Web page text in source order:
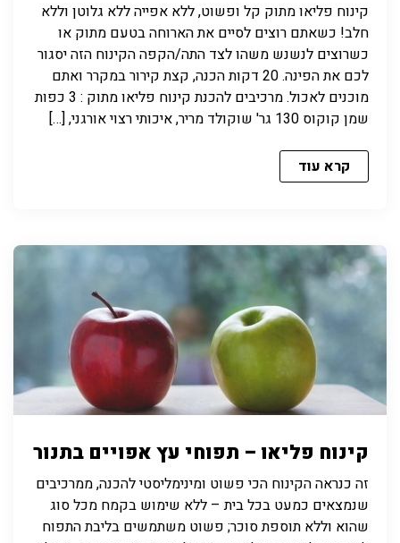
קינוח פליאו מתוק קל ופשוט, ללא אפייה ללא גלוטן וללא
חלב! כשאתם רוצים לסיים את הארוחה בטעם מתוק או
כשרוצים לנשנש משהו לצד התה/הקפה הקינוח הזה יסגור
לכם את הפינה. 20 דקות הכנה, קצת קירור במקרר ואתם
מוכנים לאכול. מרכיבים להכנת קינוח פליאו מתוק : 3 כפות
שמן קוקוס 130 גר' שוקולד מריר, איכותי רצוי אורגני, […]
קרא עוד
קינוח פליאו – תפוחי עץ אפויים בתנור
זה כנראה הקינוח הכי פשוט ומינימליסטי להכנה, ממרכיבים
שנמצאים כמעט בכל בית – ללא שימוש בקמח מכל סוג
שהוא וללא תוספת סוכר; פשוט משתמשים בליבת התפוח